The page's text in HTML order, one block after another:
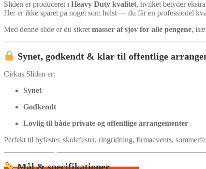
Sliden er produceret i Heavy Duty kvalitet, hvilket betyder
Her er ikke sparet på noget som helst — du får en professionel
Med denne slide er du sikret masser af sjov for alle pengene,
Synet, godkendt & klar til offentlige
Cirkus Sliden er:
Synet
Godkendt
Lovlig til både private og offentlige arrangementer
Perfekt til byfester, skolefester, ringridning, firmaevents,
Mål & specifikationer